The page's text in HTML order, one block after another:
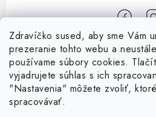
Zdravíčko sused, aby sme Vám
prezeranie tohto webu a
používame súbory cookies.
vyjadrujete súhlas s ich
"Nastavenia" môžete zvoliť,
spracovávať.
O nás
Kontakty
Všetko o nákupe